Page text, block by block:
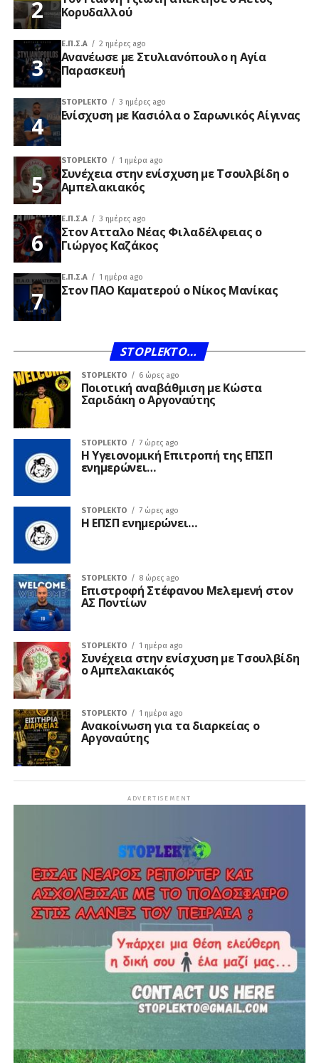
Κορυδαλλού
Ε.Π.Σ.Α 2 ημέρες ago
Ανανέωσε με Στυλιανόπουλο η Αγία
Παρασκευή
STOPLEKTO 3 ημέρες ago
Ενίσχυση με Κασιόλα ο Σαρωνικός Αίγινας
STOPLEKTO 1 ημέρα ago
Συνέχεια στην ενίσχυση με Τσουλβίδη ο
Αμπελακιακός
Ε.Π.Σ.Α 3 ημέρες ago
Στον Ατταλο Νέας Φιλαδέλφειας ο
Γιώργος Καζάκος
Ε.Π.Σ.Α 1 ημέρα ago
Στον ΠΑΟ Καματερού ο Νίκος Μανίκας
STOPLEKTO…
STOPLEKTO 6 ώρες ago
Ποιοτική αναβάθμιση με Κώστα
Σαριδάκη ο Αργοναύτης
STOPLEKTO 7 ώρες ago
Η Υγειονομική Επιτροπή της ΕΠΣΠ
ενημερώνει…
STOPLEKTO 7 ώρες ago
Η ΕΠΣΠ ενημερώνει…
STOPLEKTO 8 ώρες ago
Επιστροφή Στέφανου Μελεμενή στον
ΑΣ Ποντίων
STOPLEKTO 1 ημέρα ago
Συνέχεια στην ενίσχυση με Τσουλβίδη
ο Αμπελακιακός
STOPLEKTO 1 ημέρα ago
Ανακοίνωση για τα διαρκείας ο
Αργοναύτης
ADVERTISEMENT